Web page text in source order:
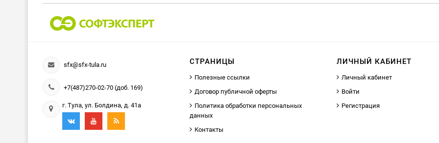
sfx@sfx-tula.ru
+7(487)270-02-70 (доб. 169)
г. Тула, ул. Болдина, д. 41а
СТРАНИЦЫ
Полезные ссылки
Договор публичной оферты
Политика обработки персональных
данных
Контакты
ЛИЧНЫЙ КАБИНЕТ
Личный кабинет
Войти
Регистрация